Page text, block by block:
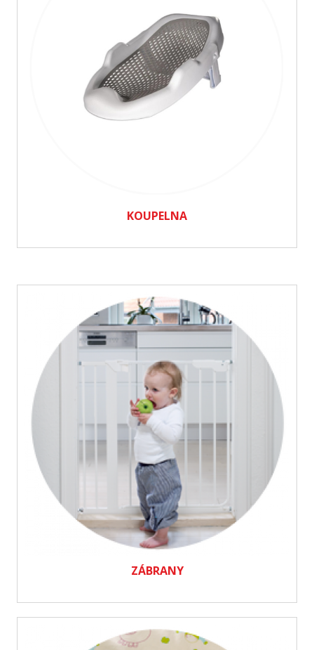
KOUPELNA
ZÁBRANY